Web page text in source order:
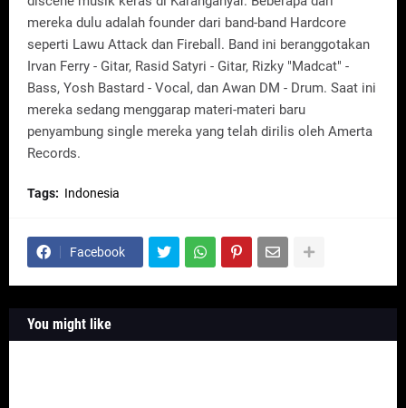
mereka dulu adalah founder dari band-band Hardcore
seperti Lawu Attack dan Fireball. Band ini beranggotakan
Irvan Ferry - Gitar, Rasid Satyri - Gitar, Rizky "Madcat" -
Bass, Yosh Bastard - Vocal, dan Awan DM - Drum. Saat ini
mereka sedang menggarap materi-materi baru
penyambung single mereka yang telah dirilis oleh Amerta
Records.
Tags: Indonesia
Facebook
You might like